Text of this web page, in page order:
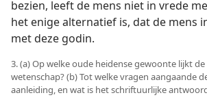
bezien, leeft de mens niet in vrede
het enige alternatief is, dat de mens
met deze godin.
3. (a) Op welke oude heidense gewoonte lijkt
wetenschap? (b) Tot welke vragen aangaande
aanleiding, en wat is het schriftuurlijke